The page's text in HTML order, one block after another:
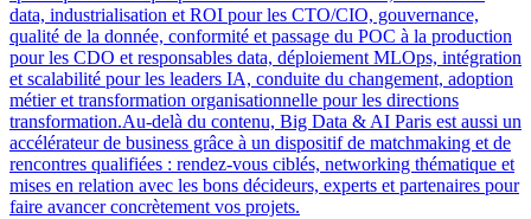
data, industrialisation et ROI pour les CTO/CIO, gouvernance,
qualité de la donnée, conformité et passage du POC à la production
pour les CDO et responsables data, déploiement MLOps, intégration
et scalabilité pour les leaders IA, conduite du changement, adoption
métier et transformation organisationnelle pour les directions
transformation.Au-delà du contenu, Big Data & AI Paris est aussi un
accélérateur de business grâce à un dispositif de matchmaking et de
rencontres qualifiées : rendez-vous ciblés, networking thématique et
mises en relation avec les bons décideurs, experts et partenaires pour
faire avancer concrètement vos projets.